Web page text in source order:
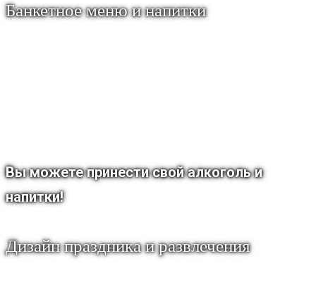
Банкетное меню и напитки
Вы можете принести свой алкоголь и
напитки!
Дизайн праздника и развлечения